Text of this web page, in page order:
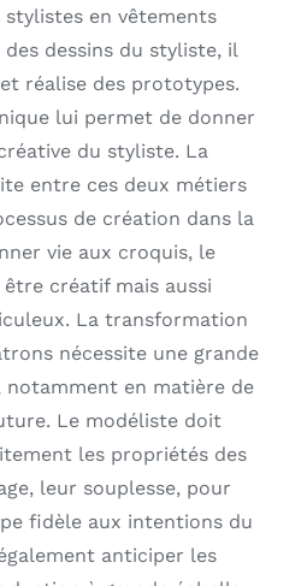
stylistes en vêtements
dessins du styliste, il
réalise des prototypes.
lui permet de donner
du styliste. La
entre ces deux métiers
de création dans la
vie aux croquis, le
créatif mais aussi
La transformation
nécessite une grande
notamment en matière de
Le modéliste doit
les propriétés des
leur souplesse, pour
fidèle aux intentions du
anticiper les